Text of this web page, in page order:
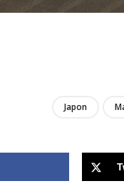
Japon